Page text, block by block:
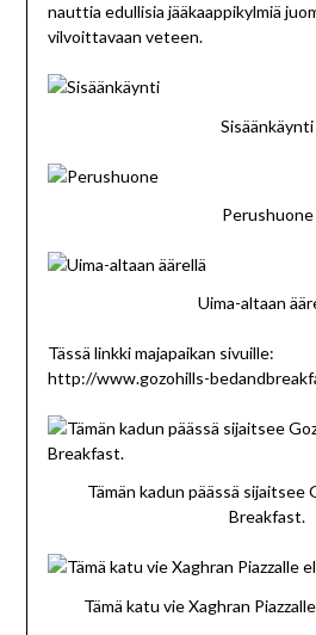
nauttia edullisia jääkaappikylmiä
vilvoittavaan veteen.
Sisäänkäynti
Perushuone
Uima-altaan
Tässä linkki majapaikan sivuille:
http://www.gozohills-
Tämän kadun päässä sijaitsee
Breakfast.
Tämä katu vie Xaghran